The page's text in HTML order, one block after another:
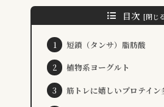
目次
短鎖（タンサ）脂肪酸
植物系ヨーグルト
筋トレに嬉しいプロテイン